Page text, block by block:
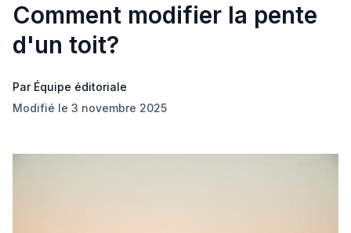
Comment modifier la pente
d'un toit?
Par Équipe éditoriale
Modifié le 3 novembre 2025